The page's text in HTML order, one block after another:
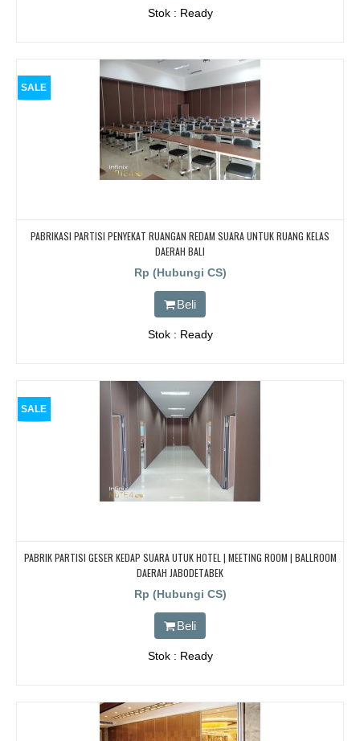
Stok : Ready
SALE
PABRIKASI PARTISI PENYEKAT RUANGAN REDAM SUARA UNTUK RUANG KELAS
DAERAH BALI
Rp (Hubungi CS)
Beli
Stok : Ready
SALE
PABRIK PARTISI GESER KEDAP SUARA UTUK HOTEL | MEETING ROOM | BALLROOM
DAERAH JABODETABEK
Rp (Hubungi CS)
Beli
Stok : Ready